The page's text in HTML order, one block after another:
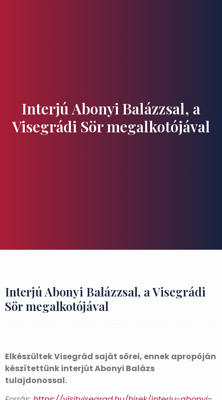
Interjú Abonyi Balázzsal, a
Visegrádi Sör megalkotójával
Interjú Abonyi Balázzsal, a Visegrádi
Sör megalkotójával
Elkészültek Visegrád saját sörei, ennek apropóján
készítettünk interjút Abonyi Balázs
tulajdonossal.